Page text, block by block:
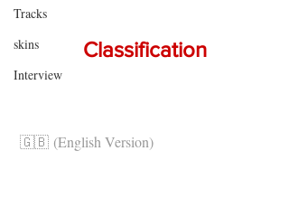
Tracks
skins
Interview
Classification
🇬🇧 (English Version)